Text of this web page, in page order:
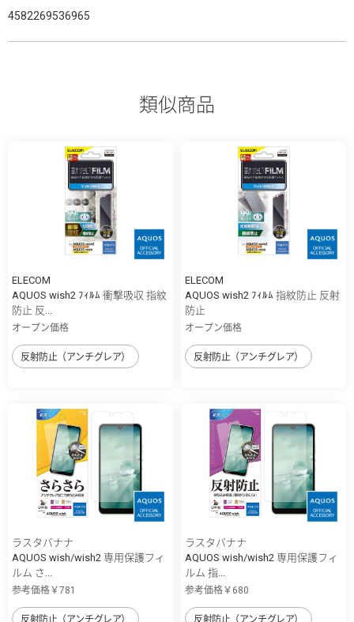
4582269536965
類似商品
ELECOM
AQUOS wish2 ﾌｨﾙﾑ 衝撃吸収 指紋
防止 反...
オープン価格
反射防止（アンチグレア）
ELECOM
AQUOS wish2 ﾌｨﾙﾑ 指紋防止 反射
防止
オープン価格
反射防止（アンチグレア）
ラスタバナナ
AQUOS wish/wish2 専用保護フィ
ルム さ...
参考価格￥781
ラスタバナナ
AQUOS wish/wish2 専用保護フィ
ルム 指...
参考価格￥680